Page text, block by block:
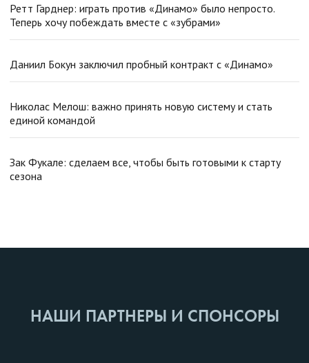
Ретт Гарднер: играть против «Динамо» было непросто.
Теперь хочу побеждать вместе с «зубрами»
Даниил Бокун заключил пробный контракт с «Динамо»
Николас Мелош: важно принять новую систему и стать
единой командой
Зак Фукале: сделаем все, чтобы быть готовыми к старту
сезона
НАШИ ПАРТНЕРЫ И СПОНСОРЫ